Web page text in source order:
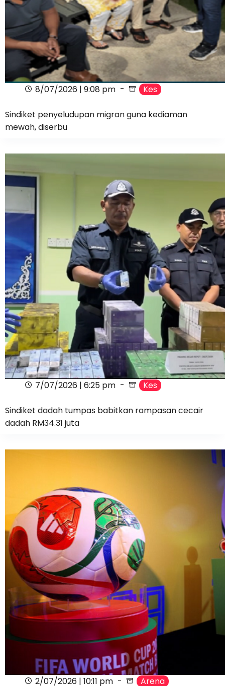
8/07/2026 | 9:08 pm Kes
Sindiket penyeludupan migran guna kediaman
mewah, diserbu
7/07/2026 | 6:25 pm Kes
Sindiket dadah tumpas babitkan rampasan cecair
dadah RM34.31 juta
2/07/2026 | 10:11 pm Arena